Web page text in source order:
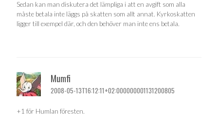
Sedan kan man diskutera det lämpliga i att en avgift som alla
måste betala inte läggs på skatten som allt annat. Kyrkoskatten
ligger till exempel där, och den behöver man inte ens betala.
Mumfi
2008-05-13T16:12:11+02:000000001131200805
+1 för Humlan föresten.